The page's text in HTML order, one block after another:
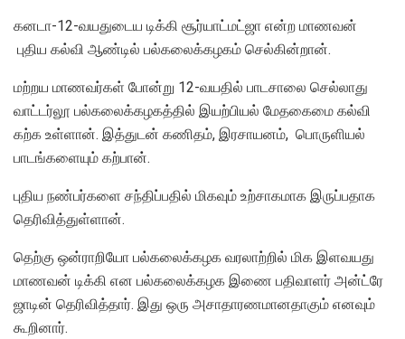
கனடா-12-வயதுடைய டிக்கி சூர்யாட்மட்ஜா என்ற மாணவன்
புதிய கல்வி ஆண்டில் பல்கலைக்கழகம் செல்கின்றான்.
மற்றய மாணவர்கள் போன்று 12-வயதில் பாடசாலை செல்லாது
வாட்டர்லூ பல்கலைக்கழகத்தில் இயற்பியல் மேதகைமை கல்வி
கற்க உள்ளான். இத்துடன் கணிதம், இரசாயனம், பொருளியல்
பாடங்களையும் கற்பான்.
புதிய நண்பர்களை சந்திப்பதில் மிகவும் உற்சாகமாக இருப்பதாக
தெரிவித்துள்ளான்.
தெற்கு ஒன்ராறியோ பல்கலைக்கழக வரலாற்றில் மிக இளவயது
மாணவன் டிக்கி என பல்கலைக்கழக இணை பதிவாளர் அன்ட்ரே
ஜாடின் தெரிவித்தார். இது ஒரு அசாதாரணமானதாகும் எனவும்
கூறினார்.